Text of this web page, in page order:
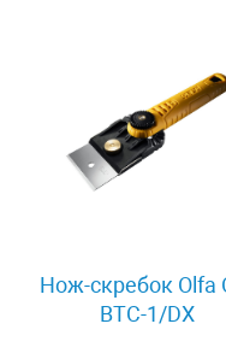
Нож-скребок Olfa
BTC-1/DX